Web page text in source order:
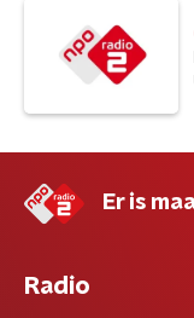
Er is
Radio